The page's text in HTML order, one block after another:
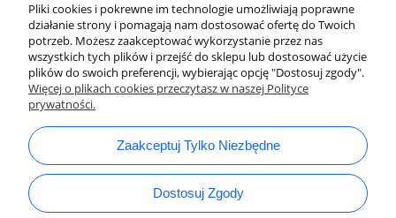
bok@ArtykulyDlaPlastykow.pl
tel.:733 012 789
Pliki cookies i pokrewne im technologie umożliwiają poprawne
działanie strony i pomagają nam dostosować ofertę do Twoich
potrzeb. Możesz zaakceptować wykorzystanie przez nas
wszystkich tych plików i przejść do sklepu lub dostosować użycie
plików do swoich preferencji, wybierając opcję "Dostosuj zgody".
Więcej o plikach cookies przeczytasz w naszej Polityce
prywatności.
Zaakceptuj Tylko Niezbędne
Dostosuj Zgody